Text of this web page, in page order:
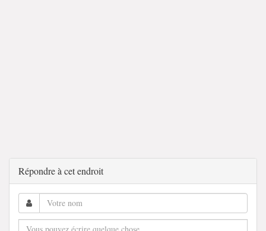
Répondre à cet endroit